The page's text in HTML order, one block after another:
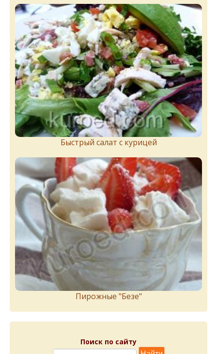
Быстрый салат с курицей
Пирожныe "Бeзe"
Поиск по сайту